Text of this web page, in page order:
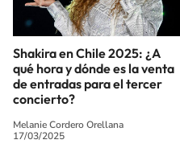
Shakira en Chile 2025: ¿A
qué hora y dónde es la venta
de entradas para el tercer
concierto?
Melanie Cordero Orellana
17/03/2025